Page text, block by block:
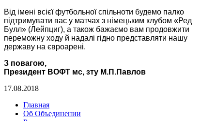
Від імені всієї футбольної спільноти будемо палко
підтримувати вас у матчах з німецьким клубом «Ред
Булл» (Лейпциг), а також бажаємо вам продовжити
переможну ходу й надалі гідно представляти нашу
державу на євроарені.
З повагою,
Президент ВОФТ мс, зту М.П.Павлов
17.08.2018
Главная
Об Объединении